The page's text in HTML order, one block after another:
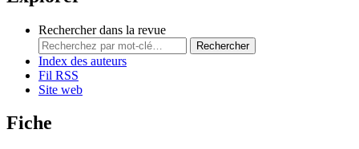
Rechercher dans la revue
Rechercher
Index des auteurs
Fil RSS
Site web
Fiche